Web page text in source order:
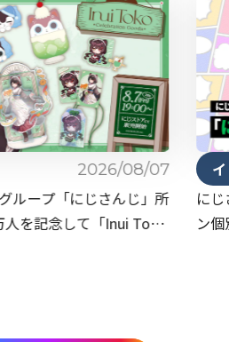
2026/08/07
ループ「にじさんじ」所
を記念して「Inui Toko
に
ン